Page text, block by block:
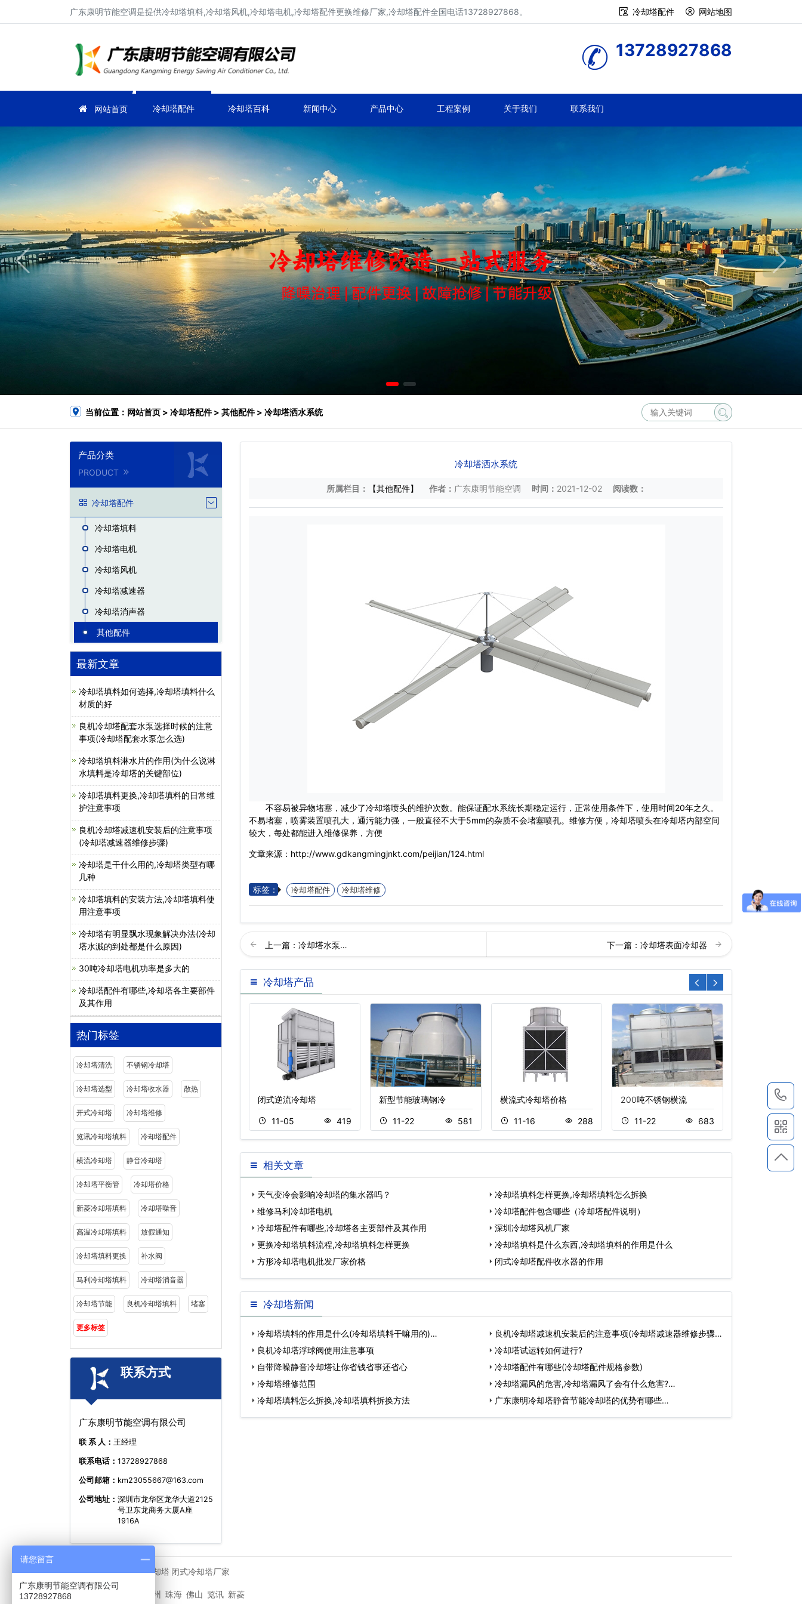
广东康明节能空调是提供冷却塔填料,冷却塔风机,冷却塔电机,冷却塔配件更换维修厂家,冷却塔配件全国电话13728927868。 冷却塔配件 网站地图
13728927868
网站首页 冷却塔配件 冷却塔百科 新闻中心 产品中心 工程案例 关于我们 联系我们
当前位置： 网站首页 > 冷却塔配件> 其他配件> 冷却塔洒水系统
产品分类
PRODUCT
冷却塔配件
冷却塔填料
冷却塔电机
冷却塔风机
冷却塔减速器
冷却塔消声器
其他配件
最新文章
冷却塔填料如何选择,冷却塔填料什么
材质的好
良机冷却塔配套水泵选择时候的注意
事项(冷却塔配套水泵怎么选)
冷却塔填料淋水片的作用(为什么说淋
水填料是冷却塔的关键部位)
冷却塔填料更换,冷却塔填料的日常维
护注意事项
良机冷却塔减速机安装后的注意事项
(冷却塔减速器维修步骤)
冷却塔是干什么用的,冷却塔类型有哪
几种
冷却塔填料的安装方法,冷却塔填料使
用注意事项
冷却塔有明显飘水现象解决办法(冷却
塔水溅的到处都是什么原因)
30吨冷却塔电机功率是多大的
冷却塔配件有哪些,冷却塔各主要部件
及其作用
热门标签
冷却塔清洗 不锈钢冷却塔
冷却塔选型 冷却塔收水器 散热
开式冷却塔 冷却塔维修
览讯冷却塔填料 冷却塔配件
横流冷却塔 静音冷却塔
冷却塔平衡管 冷却塔价格
新菱冷却塔填料 冷却塔噪音
高温冷却塔填料 放假通知
冷却塔填料更换 补水阀
马利冷却塔填料 冷却塔消音器
冷却塔节能 良机冷却塔填料 堵塞
更多标签
联系方式
广东康明节能空调有限公司
联 系 人： 王经理
联系电话： 13728927868
公司邮箱： km23055667@163.com
公司地址： 深圳市龙华区龙华大道2125
号卫东龙商务大厦A座
1916A
冷却塔洒水系统
所属栏目： 【其他配件】 作者： 广东康明节能空调 时间： 2021-12-02 阅读数：
不容易被异物堵塞，减少了冷却塔喷头的维护次数。能保证配水系统长期稳定运行，正常使用条件下，使用时间20年之久。
不易堵塞，喷雾装置喷孔大，通污能力强，一般直径不大于5mm的杂质不会堵塞喷孔。维修方便，冷却塔喷头在冷却塔内部空间
较大，每处都能进入维修保养，方便
文章来源：http://www.gdkangmingjnkt.com/peijian/124.html
标签： 冷却塔配件 冷却塔维修
上一篇： 冷却塔水泵… 下一篇： 冷却塔表面冷却器
冷却塔产品
圆形开式逆流冷却
515
横流开放式冷却塔
11-18
闭式逆流冷却塔
11-05 419
新型节能玻璃钢冷
11-22 581
横流式冷却塔价格
11-16 288
200吨不锈钢横流
11-22 683
冷却塔降低噪
11-18
相关文章
天气变冷会影响冷却塔的集水器吗？
冷却塔填料怎样更换,冷却塔填料怎么拆换
维修马利冷却塔电机
冷却塔配件包含哪些（冷却塔配件说明）
冷却塔配件有哪些,冷却塔各主要部件及其作用
深圳冷却塔风机厂家
更换冷却塔填料流程,冷却塔填料怎样更换
冷却塔填料是什么东西,冷却塔填料的作用是什么
方形冷却塔电机批发厂家价格
闭式冷却塔配件收水器的作用
冷却塔新闻
冷却塔填料的作用是什么(冷却塔填料干嘛用的)…
良机冷却塔减速机安装后的注意事项(冷却塔减速器维修步骤)
…
良机冷却塔浮球阀使用注意事项
冷却塔试运转如何进行?
自带降噪静音冷却塔让你省钱省事还省心
冷却塔配件有哪些(冷却塔配件规格参数)
冷却塔维修范围
冷却塔漏风的危害,冷却塔漏风了会有什么危害?…
冷却塔填料怎么拆换,冷却塔填料拆换方法
广东康明冷却塔静音节能冷却塔的优势有哪些…
友情链接 马利冷却塔 闭式冷却塔厂家
广州 珠海 佛山 览讯 新菱
请您留言
广东康明节能空调有限公司
13728927868